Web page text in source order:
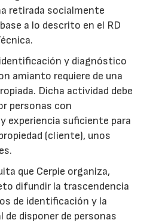
retirada socialmente
a lo descrito en el RD
y diagnóstico
amianto requiere de una
Dicha actividad debe
personas con
experiencia suficiente para
(cliente), unos
que Cerpie organiza,
difundir la trascendencia
de identificación y la
de disponer de personas